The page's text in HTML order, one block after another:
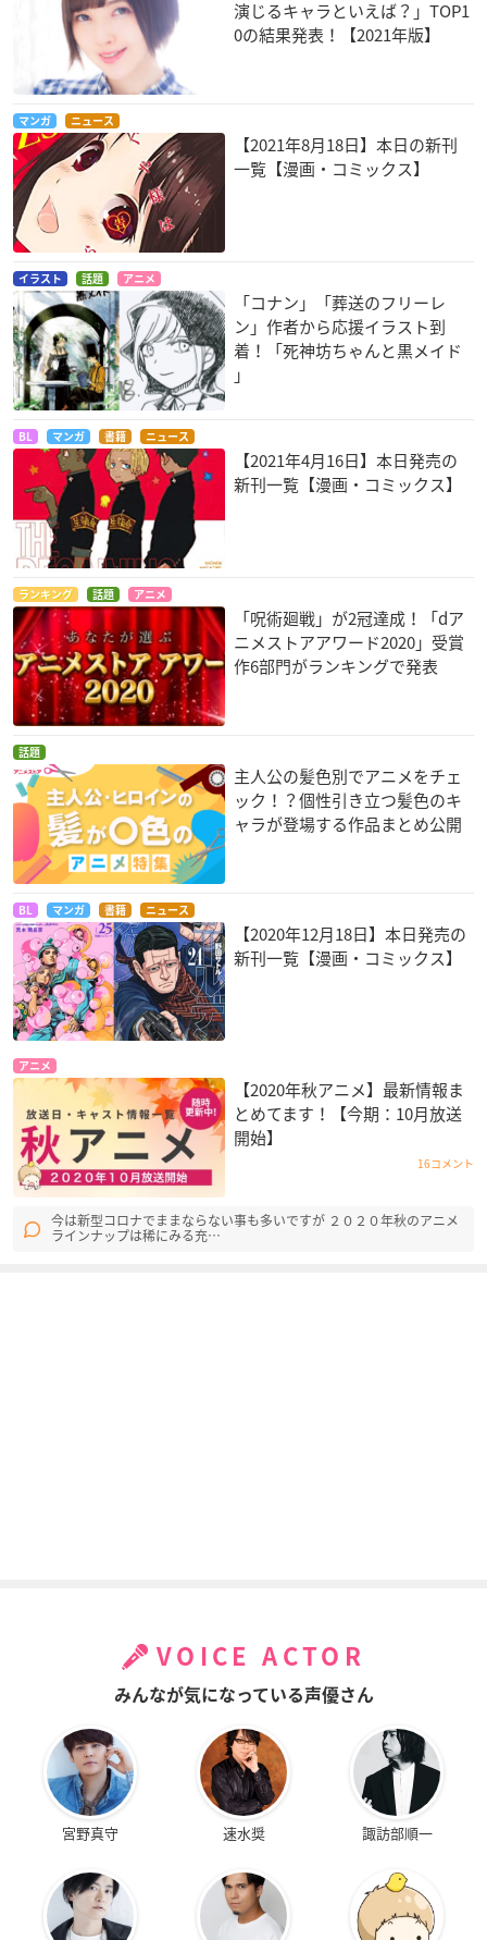
演じるキャラといえば？」TOP1
0の結果発表！【2021年版】
マンガ ニュース
【2021年8月18日】本日の新刊
一覧【漫画・コミックス】
イラスト 話題 アニメ
「コナン」「葬送のフリーレ
ン」作者から応援イラスト到
着！「死神坊ちゃんと黒メイド
」
BL マンガ 書籍 ニュース
【2021年4月16日】本日発売の
新刊一覧【漫画・コミックス】
ランキング 話題 アニメ
「呪術廻戦」が2冠達成！「dア
ニメストアアワード2020」受賞
作6部門がランキングで発表
話題
主人公の髪色別でアニメをチェ
ック！？個性引き立つ髪色のキ
ャラが登場する作品まとめ公開
BL マンガ 書籍 ニュース
【2020年12月18日】本日発売の
新刊一覧【漫画・コミックス】
アニメ
【2020年秋アニメ】最新情報ま
とめてます！【今期：10月放送
開始】
16コメント
今は新型コロナでままならない事も多いですが ２０２０年秋のアニメ
ラインナップは稀にみる充…
VOICE ACTOR
みんなが気になっている声優さん
宮野真守 速水奨 諏訪部順一